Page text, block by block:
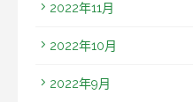
2022年11月
2022年10月
2022年9月